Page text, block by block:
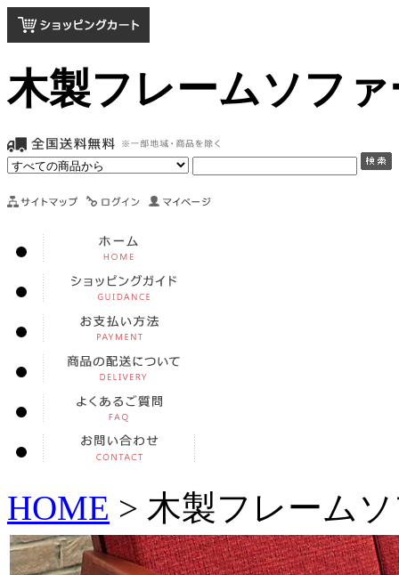
木製フレームソフ
HOME > 木製フレーム